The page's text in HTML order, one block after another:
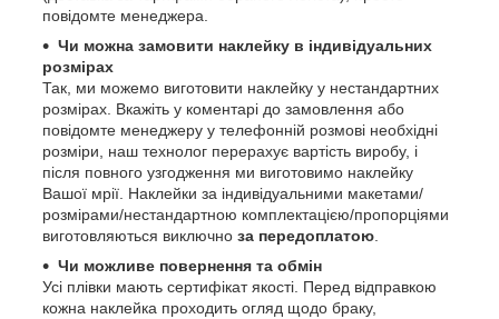
повідомте менеджера.
Чи можна замовити наклейку в індивідуальних
розмірах
Так, ми можемо виготовити наклейку у нестандартних
розмірах. Вкажіть у коментарі до замовлення або
повідомте менеджеру у телефонній розмові необхідні
розміри, наш технолог перерахує вартість виробу, і
після повного узгодження ми виготовимо наклейку
Вашої мрії. Наклейки за індивідуальними макетами/
розмірами/нестандартною комплектацією/пропорціями
виготовляються виключно за передоплатою.
Чи можливе повернення та обмін
Усі плівки мають сертифікат якості. Перед відправкою
кожна наклейка проходить огляд щодо браку,